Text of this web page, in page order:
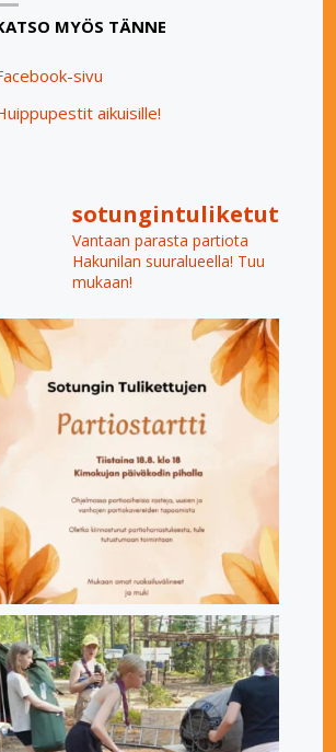
MYÖS TÄNNE
sivu
aikuisille!
sotungintuliketut
Vantaan parasta partiota
Hakunilan suuralueella! Tuu
mukaan!